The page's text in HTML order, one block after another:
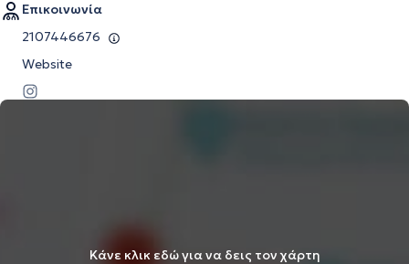
Επικοινωνία
2107446676
Website
Κάνε κλικ εδώ για να δεις τον χάρτη